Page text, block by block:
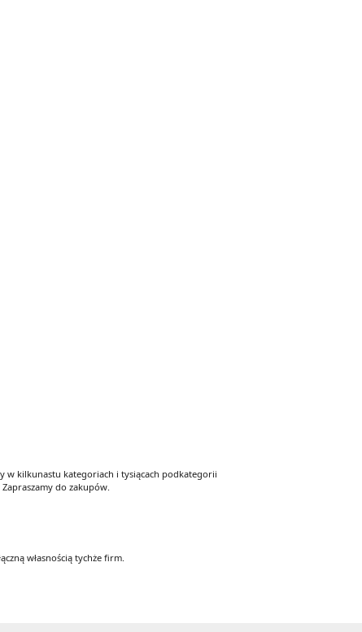
kilkunastu kategoriach i tysiącach podkategorii
do zakupów.
własnością tychże firm.